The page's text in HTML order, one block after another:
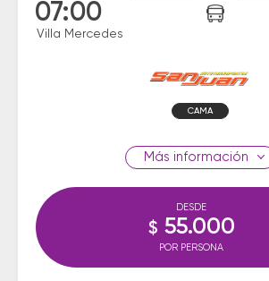
07:00
Villa Mercedes
CAMA
información
DESDE
$ 55.000
POR PERSONA